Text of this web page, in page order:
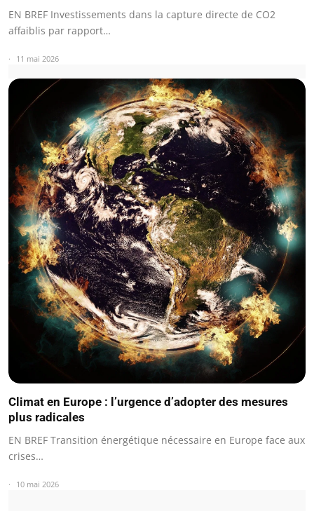
EN BREF Investissements dans la capture directe de CO2
affaiblis par rapport…
11 mai 2026
Climat en Europe : l’urgence d’adopter des mesures
plus radicales
EN BREF Transition énergétique nécessaire en Europe face aux
crises…
10 mai 2026